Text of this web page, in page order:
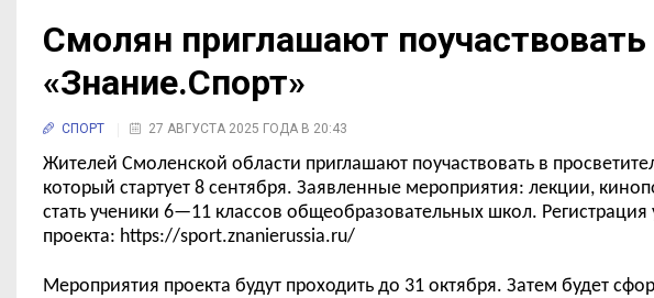
Смолян приглашают поучаствовать
«Знание.Спорт»
СПОРТ 27 АВГУСТА 2025 ГОДА В 20:43
Жителей Смоленской области приглашают поучаствовать в
который стартует 8 сентября. Заявленные мероприятия: лекции,
стать ученики 6—11 классов общеобразовательных школ.
проекта: https://sport.znanierussia.ru/
Мероприятия проекта будут проходить до 31 октября. Затем будет